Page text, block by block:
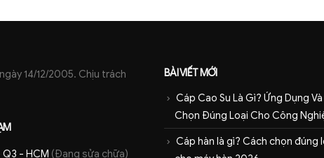
14/12/2005. Chịu trách
Q3 - HCM (Đang sửa chữa)
BÀI VIẾT MỚI
Cáp Cao Su Là Gì? Ứng Dụng
Chọn Đúng Loại Cho Công
Cáp hàn là gì? Cách chọn đúng